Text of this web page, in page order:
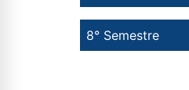
8° Semestre